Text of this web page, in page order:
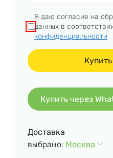
Я даю согласие на
данных в
конфиденциальности
Купить через
Доставка
выбрано: Москва